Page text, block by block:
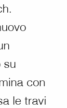
su
con
le travi